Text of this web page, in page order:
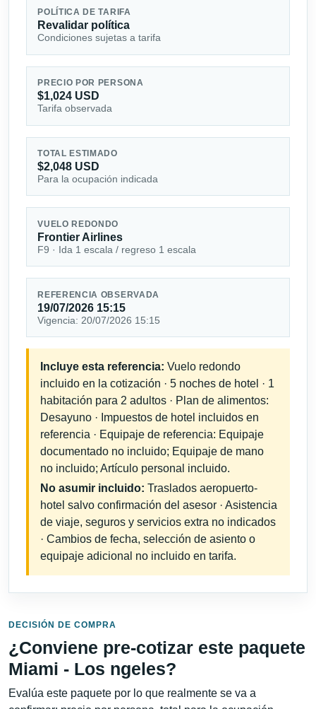
POLÍTICA DE TARIFA
Revalidar política
Condiciones sujetas a tarifa
PRECIO POR PERSONA
$1,024 USD
Tarifa observada
TOTAL ESTIMADO
$2,048 USD
Para la ocupación indicada
VUELO REDONDO
Frontier Airlines
F9 · Ida 1 escala / regreso 1 escala
REFERENCIA OBSERVADA
19/07/2026 15:15
Vigencia: 20/07/2026 15:15
Incluye esta referencia: Vuelo redondo
incluido en la cotización · 5 noches de hotel · 1
habitación para 2 adultos · Plan de alimentos:
Desayuno · Impuestos de hotel incluidos en
referencia · Equipaje de referencia: Equipaje
documentado no incluido; Equipaje de mano
no incluido; Artículo personal incluido.
No asumir incluido: Traslados aeropuerto-
hotel salvo confirmación del asesor · Asistencia
de viaje, seguros y servicios extra no indicados
· Cambios de fecha, selección de asiento o
equipaje adicional no incluido en tarifa.
DECISIÓN DE COMPRA
¿Conviene pre-cotizar este paquete
Miami - Los ngeles?
Evalúa este paquete por lo que realmente se va a